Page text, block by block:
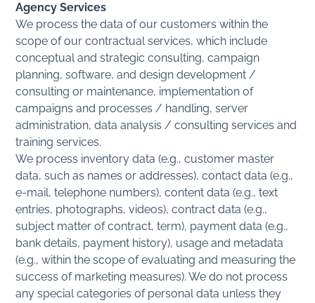
Agency Services
We process the data of our customers within the
scope of our contractual services, which include
conceptual and strategic consulting, campaign
planning, software, and design development /
consulting or maintenance, implementation of
campaigns and processes / handling, server
administration, data analysis / consulting services and
training services.
We process inventory data (e.g., customer master
data, such as names or addresses), contact data (e.g.,
e-mail, telephone numbers), content data (e.g., text
entries, photographs, videos), contract data (e.g.,
subject matter of contract, term), payment data (e.g.,
bank details, payment history), usage and metadata
(e.g., within the scope of evaluating and measuring the
success of marketing measures). We do not process
any special categories of personal data unless they